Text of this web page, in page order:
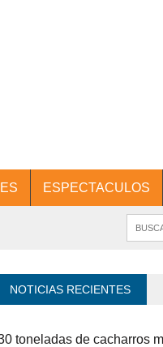
ESPECTACULOS
NOTICIAS RECIENTES
toneladas de cacharros